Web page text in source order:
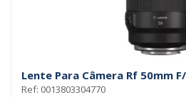
Lente Para Câmera Rf 50mm
Ref: 0013803304770